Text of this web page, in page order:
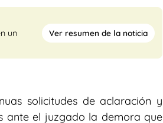
un
Ver resumen de la noticia
solicitudes de aclaración y
ante el juzgado la demora que